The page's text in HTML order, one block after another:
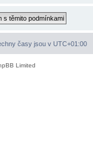
časy jsou v UTC+01:00
Limited